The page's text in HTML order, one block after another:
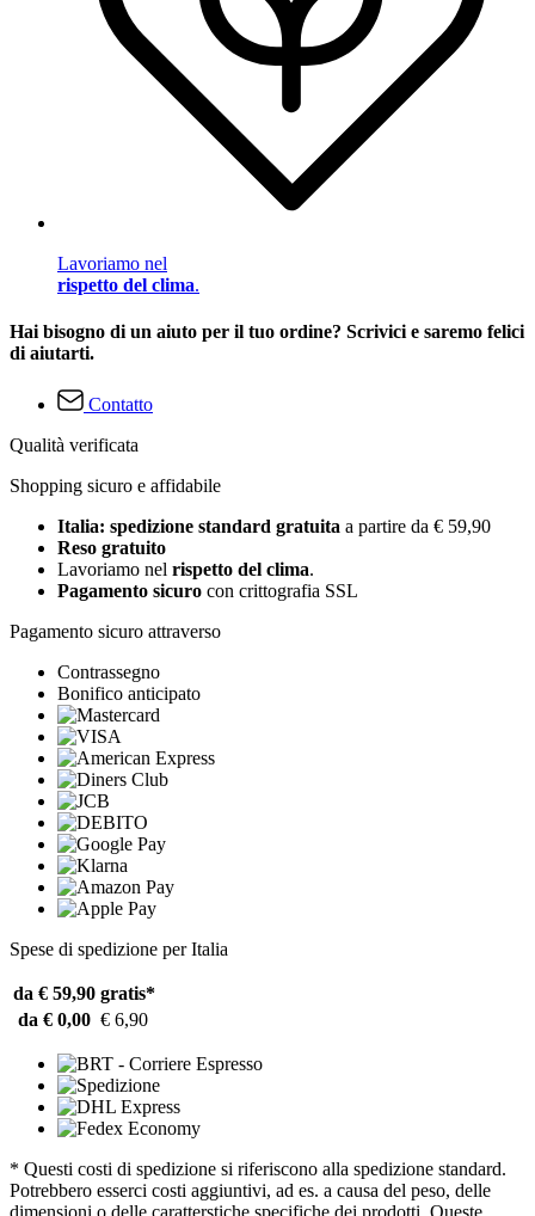
Lavoriamo nel
rispetto del clima.
Hai bisogno di un aiuto per il tuo ordine? Scrivici e saremo felici
di aiutarti.
Contatto
Qualità verificata
Shopping sicuro e affidabile
Italia: spedizione standard gratuita a partire da € 59,90
Reso gratuito
Lavoriamo nel rispetto del clima.
Pagamento sicuro con crittografia SSL
Pagamento sicuro attraverso
Contrassegno
Bonifico anticipato
Spese di spedizione per Italia
da € 59,90 gratis*
da € 0,00 € 6,90
* Questi costi di spedizione si riferiscono alla spedizione standard.
Potrebbero esserci costi aggiuntivi, ad es. a causa del peso, delle